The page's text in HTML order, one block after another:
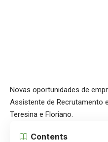
Novas oportunidades de
Assistente de Recrutamento
Teresina e Floriano.
Contents